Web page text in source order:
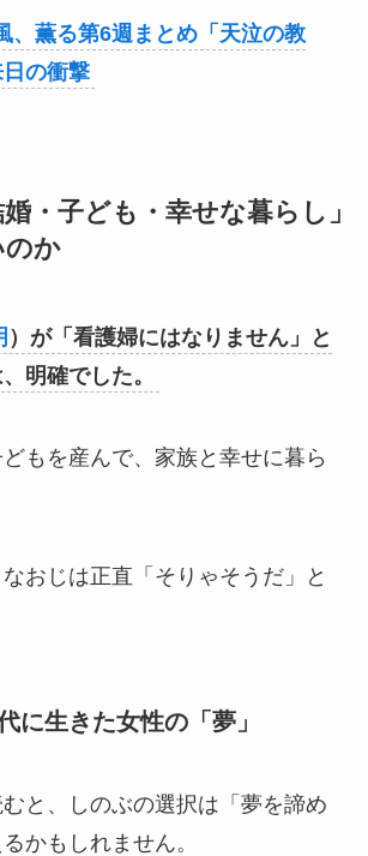
、薫る第6週まとめ「天泣の教
の衝撃
・子ども・幸せな暮らし」
のか
）が「看護婦にはなりません」と
明確でした。
どもを産んで、家族と幸せに暮ら
おじは正直「そりゃそうだ」と
に生きた女性の「夢」
と、しのぶの選択は「夢を諦め
かもしれません。